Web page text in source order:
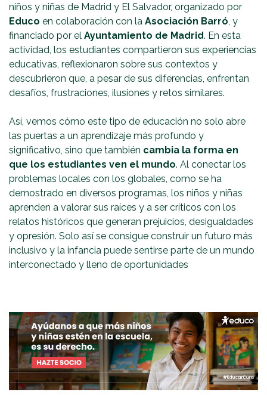
niños y niñas de Madrid y El Salvador, organizado por
Educo en colaboración con la Asociación Barró , y
financiado por el Ayuntamiento de Madrid. En esta
actividad, los estudiantes compartieron sus experiencias
educativas, reflexionaron sobre sus contextos y
descubrieron que, a pesar de sus diferencias, enfrentan
desafíos, frustraciones, ilusiones y retos similares.
Así, vemos cómo este tipo de educación no solo abre
las puertas a un aprendizaje más profundo y
significativo, sino que también cambia la forma en
que los estudiantes ven el mundo. Al conectar los
problemas locales con los globales, como se ha
demostrado en diversos programas, los niños y niñas
aprenden a valorar sus raíces y a ser críticos con los
relatos históricos que generan prejuicios, desigualdades
y opresión. Solo así se consigue construir un futuro más
inclusivo y la infancia puede sentirse parte de un mundo
interconectado y lleno de oportunidades